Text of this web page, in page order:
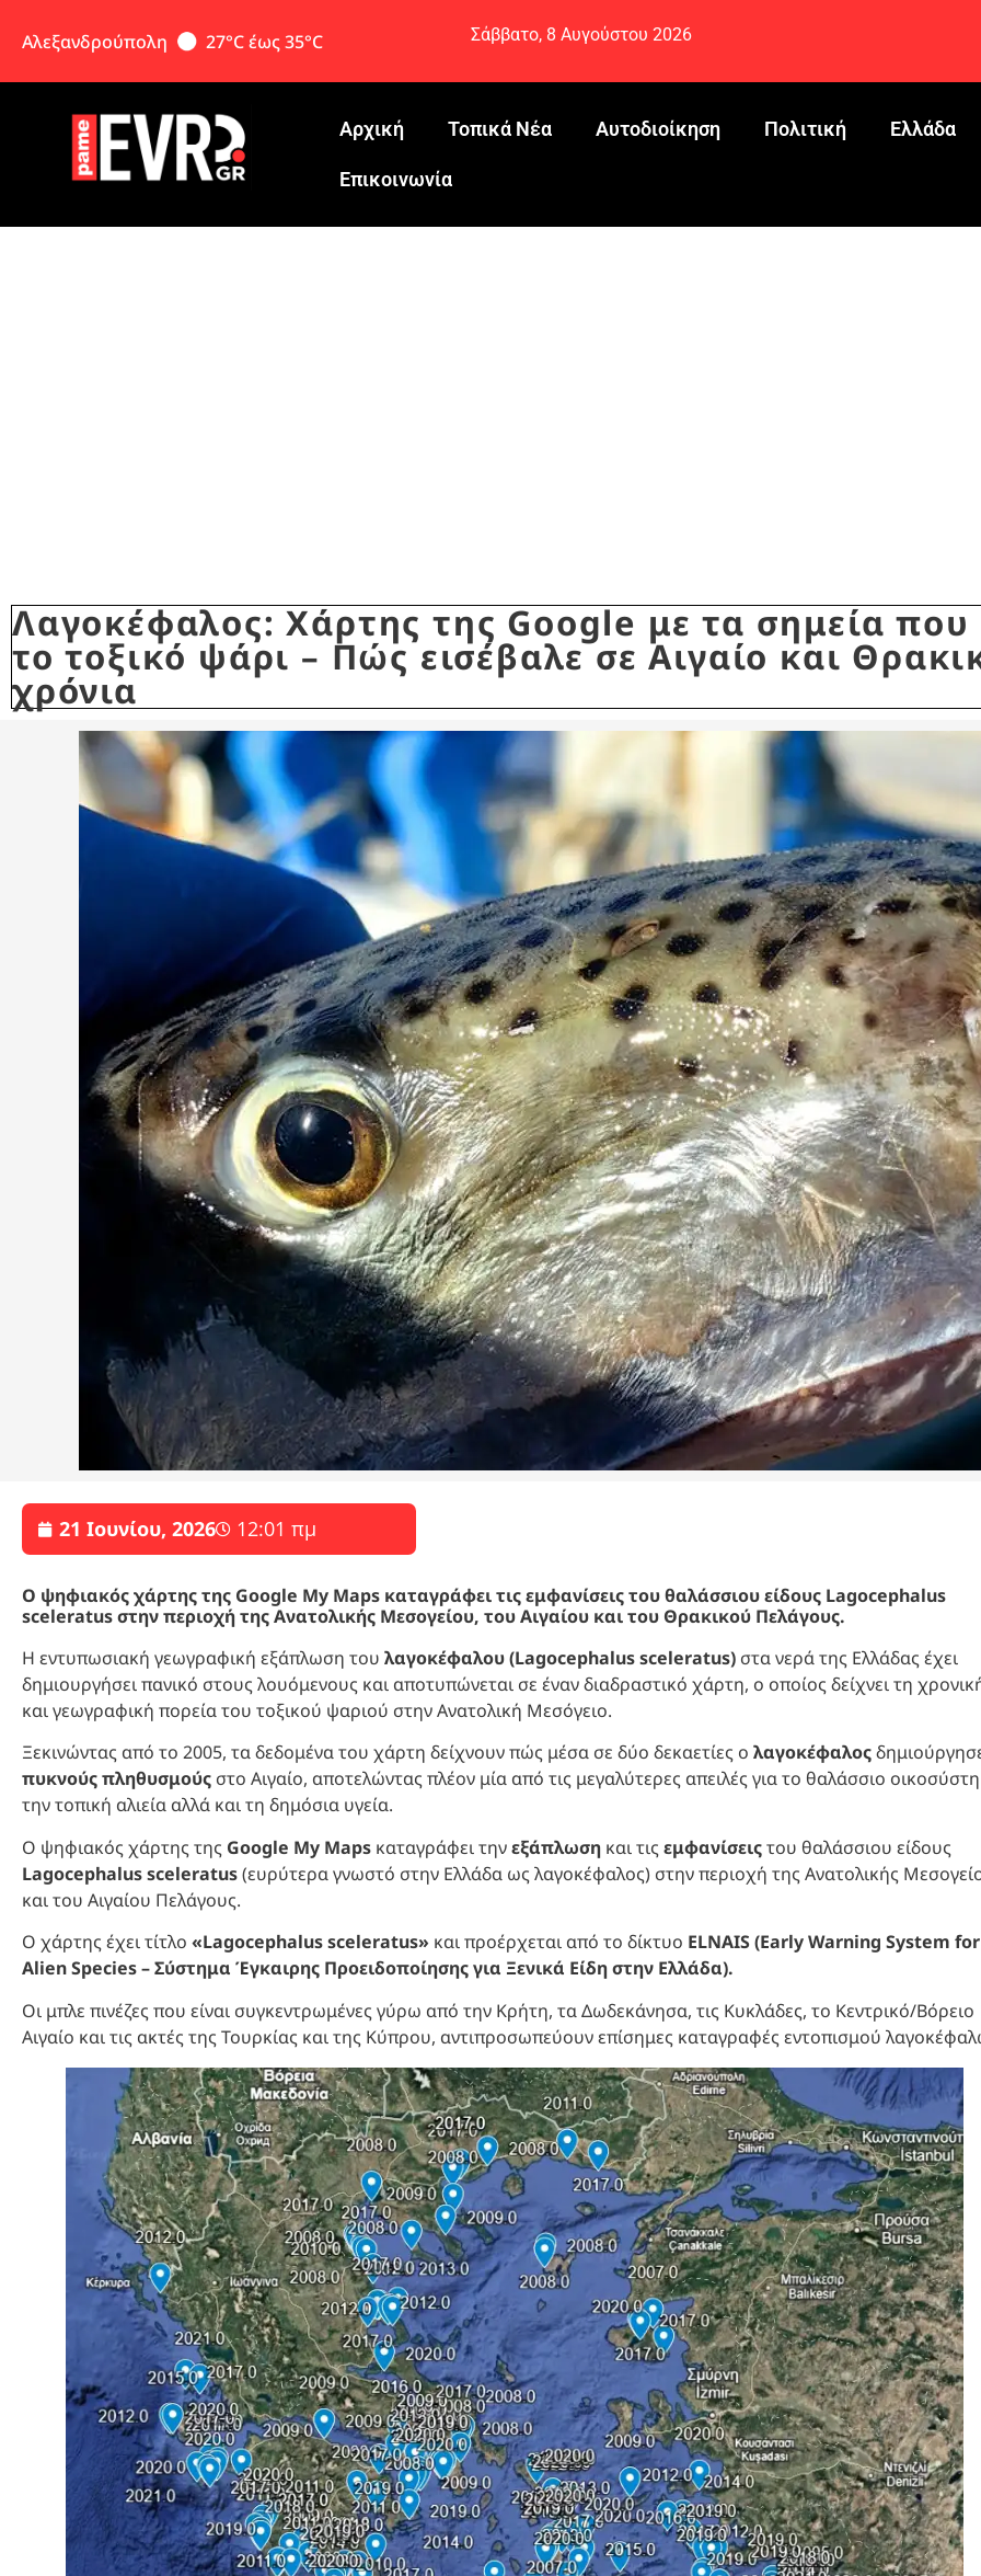
Αλεξανδρούπολη 27°C έως 35°C Σάββατο, 8 Αυγούστου 2026
Αρχική Τοπικά Νέα Αυτοδιοίκηση Πολιτική Ελλάδα
Eπικοινωνία
Λαγοκέφαλος: Χάρτης της Google με τα σημεία που
το τοξικό ψάρι – Πώς εισέβαλε σε Αιγαίο και
χρόνια
21 Ιουνίου, 2026 12:01 πμ
Ο ψηφιακός χάρτης της Google My Maps καταγράφει τις εμφανίσεις του θαλάσσιου είδους Lagocephalus
sceleratus στην περιοχή της Ανατολικής Μεσογείου, του Αιγαίου και του Θρακικού Πελάγους.
Η εντυπωσιακή γεωγραφική εξάπλωση του λαγοκέφαλου (Lagocephalus sceleratus) στα νερά της Ελλάδας έχει
δημιουργήσει πανικό στους λουόμενους και αποτυπώνεται σε έναν διαδραστικό χάρτη, ο οποίος δείχνει τη
και γεωγραφική πορεία του τοξικού ψαριού στην Ανατολική Μεσόγειο.
Ξεκινώντας από το 2005, τα δεδομένα του χάρτη δείχνουν πώς μέσα σε δύο δεκαετίες ο λαγοκέφαλος
πυκνούς πληθυσμούς στο Αιγαίο, αποτελώντας πλέον μία από τις μεγαλύτερες απειλές για το θαλάσσιο
την τοπική αλιεία αλλά και τη δημόσια υγεία.
Ο ψηφιακός χάρτης της Google My Maps καταγράφει τηνεξάπλωση και τις εμφανίσειςτου θαλάσσιου είδους
Lagocephalus sceleratus(ευρύτερα γνωστό στην Ελλάδα ως λαγοκέφαλος) στην περιοχή της Ανατολικής
και του Αιγαίου Πελάγους.
Ο χάρτης έχει τίτλο «Lagocephalus sceleratus» και προέρχεται από το δίκτυο ELNAIS (Early Warning System for
Alien Species – Σύστημα Έγκαιρης Προειδοποίησης για Ξενικά Είδη στην Ελλάδα).
Οι μπλε πινέζες που είναι συγκεντρωμένες γύρω από την Κρήτη, τα Δωδεκάνησα, τις Κυκλάδες, το Κεντρικό/Βόρειο
Αιγαίο και τις ακτές της Τουρκίας και της Κύπρου, αντιπροσωπεύουν επίσημες καταγραφές εντοπισμού